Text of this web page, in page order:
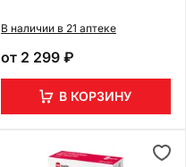
В наличии в 21 аптеке
от 2 299 ₽
В КОРЗИНУ